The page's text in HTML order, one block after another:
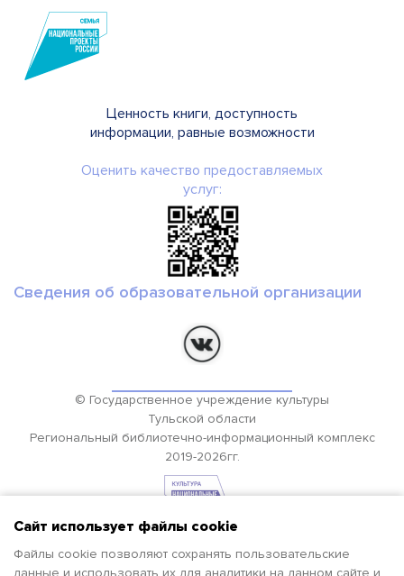
Сайт использует файлы cookie
Файлы cookie позволяют сохранять пользовательские
данные и использовать их для аналитики на данном сайте и
Ценность книги, доступность
информации, равные возможности
Оценить качество предоставляемых
услуг:
Сведения об образовательной организации
© Государственное учреждение культуры
Тульской области
Региональный библиотечно-информационный комплекс
2019-2026гг.